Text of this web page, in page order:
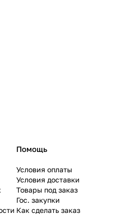
Помощь
Условия оплаты
Условия доставки
Товары под заказ
Гос. закупки
Как сделать заказ